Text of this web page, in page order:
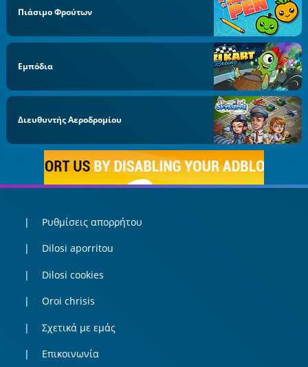
Πιάσιμο Φρούτων
Εμπόδια
Διευθυντής Αεροδρομίου
Ρυθμίσεις απορρήτου
Dilosi aporritou
Dilosi cookies
Oroi chrisis
Σχετικά με εμάς
Επικοινωνία